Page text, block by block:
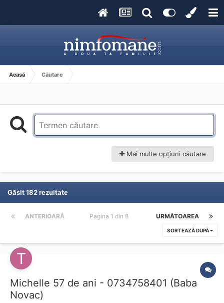
Acasă Căutare
Mai multe opțiuni căutare
Găsit 182 rezultate
ANTERIOARĂ URMĂTOAREA
Pagina 1 din 8
SORTEAZĂ DUPĂ
Michelle 57 de ani - 0734758401 (Baba
Novac)